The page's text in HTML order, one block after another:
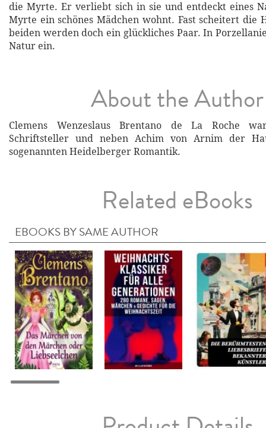
die Myrte. Er verliebt sich in sie und entdeckt eines
Myrte ein schönes Mädchen wohnt. Fast scheitert die
beiden werden doch ein glückliches Paar. In
Natur ein.
About the Author
Clemens Wenzeslaus Brentano de La Roche
Schriftsteller und neben Achim von Arnim der
sogenannten Heidelberger Romantik.
Related eBooks
EBOOKS BY SAME AUTHOR